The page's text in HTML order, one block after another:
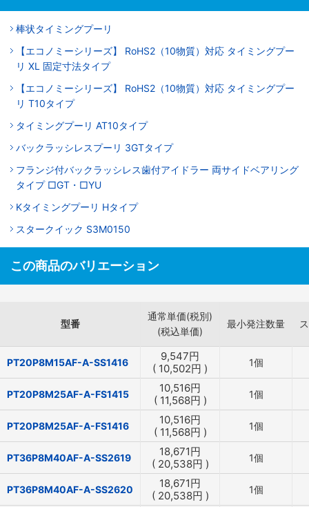
棒状タイミングプーリ
【エコノミーシリーズ】 RoHS2（10物質）対応 タイミングプー
リ XL 固定寸法タイプ
【エコノミーシリーズ】 RoHS2（10物質）対応 タイミングプー
リ T10タイプ
タイミングプーリ AT10タイプ
バックラッシレスプーリ 3GTタイプ
フランジ付バックラッシレス歯付アイドラー 両サイドベアリング
タイプ □GT・□YU
Kタイミングプーリ Hタイプ
スタークイック S3M0150
この商品のバリエーション
型番
通常単価(税別)
(税込単価)
最小発注数量
PT20P8M15AF-A-SS1416 9,547円
( 10,502円 ) 1個
PT20P8M25AF-A-FS1415 10,516円
( 11,568円 ) 1個
PT20P8M25AF-A-FS1416 10,516円
( 11,568円 ) 1個
PT36P8M40AF-A-SS2619 18,671円
( 20,538円 ) 1個
PT36P8M40AF-A-SS2620 18,671円
( 20,538円 ) 1個